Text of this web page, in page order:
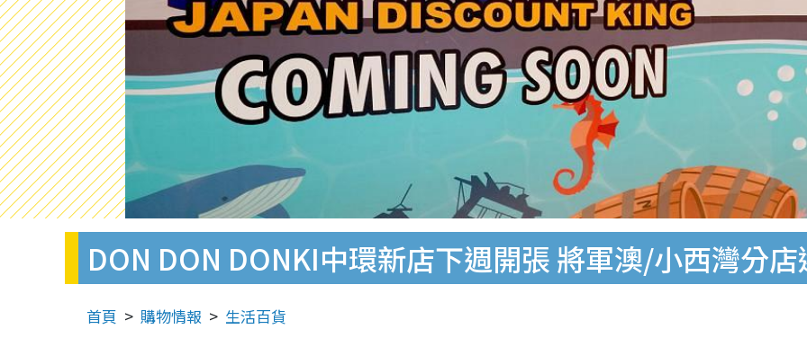
DON DON DONKI中環新店下週開張 將軍澳/小西灣分
首頁 購物情報 生活百貨